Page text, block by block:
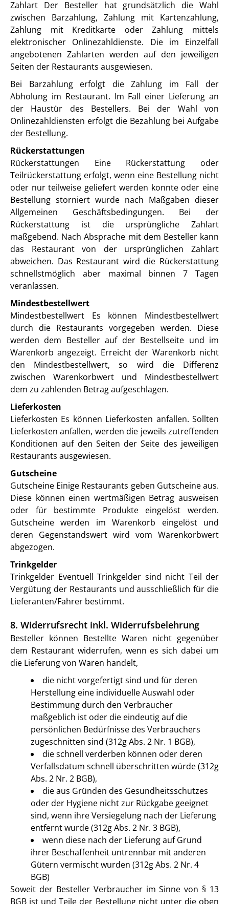
Zahlart Der Besteller hat grundsätzlich die Wahl
zwischen Barzahlung, Zahlung mit Kartenzahlung,
Zahlung mit Kreditkarte oder Zahlung mittels
elektronischer Onlinezahldienste. Die im Einzelfall
angebotenen Zahlarten werden auf den jeweiligen
Seiten der Restaurants ausgewiesen.
Bei Barzahlung erfolgt die Zahlung im Fall der
Abholung im Restaurant. Im Fall einer Lieferung an
der Haustür des Bestellers. Bei der Wahl von
Onlinezahldiensten erfolgt die Bezahlung bei Aufgabe
der Bestellung.
Rückerstattungen
Rückerstattungen Eine Rückerstattung oder
Teilrückerstattung erfolgt, wenn eine Bestellung nicht
oder nur teilweise geliefert werden konnte oder eine
Bestellung storniert wurde nach Maßgaben dieser
Allgemeinen Geschäftsbedingungen. Bei der
Rückerstattung ist die ursprüngliche Zahlart
maßgebend. Nach Absprache mit dem Besteller kann
das Restaurant von der ursprünglichen Zahlart
abweichen. Das Restaurant wird die Rückerstattung
schnellstmöglich aber maximal binnen 7 Tagen
veranlassen.
Mindestbestellwert
Mindestbestellwert Es können Mindestbestellwert
durch die Restaurants vorgegeben werden. Diese
werden dem Besteller auf der Bestellseite und im
Warenkorb angezeigt. Erreicht der Warenkorb nicht
den Mindestbestellwert, so wird die Differenz
zwischen Warenkorbwert und Mindestbestellwert
dem zu zahlenden Betrag aufgeschlagen.
Lieferkosten
Lieferkosten Es können Lieferkosten anfallen. Sollten
Lieferkosten anfallen, werden die jeweils zutreffenden
Konditionen auf den Seiten der Seite des jeweiligen
Restaurants ausgewiesen.
Gutscheine
Gutscheine Einige Restaurants geben Gutscheine aus.
Diese können einen wertmäßigen Betrag ausweisen
oder für bestimmte Produkte eingelöst werden.
Gutscheine werden im Warenkorb eingelöst und
deren Gegenstandswert wird vom Warenkorbwert
abgezogen.
Trinkgelder
Trinkgelder Eventuell Trinkgelder sind nicht Teil der
Vergütung der Restaurants und ausschließlich für die
Lieferanten/Fahrer bestimmt.
8. Widerrufsrecht inkl. Widerrufsbelehrung
Besteller können Bestellte Waren nicht gegenüber
dem Restaurant widerrufen, wenn es sich dabei um
die Lieferung von Waren handelt,
die nicht vorgefertigt sind und für deren
Herstellung eine individuelle Auswahl oder
Bestimmung durch den Verbraucher
maßgeblich ist oder die eindeutig auf die
persönlichen Bedürfnisse des Verbrauchers
zugeschnitten sind (312g Abs. 2 Nr. 1 BGB),
die schnell verderben können oder deren
Verfallsdatum schnell überschritten würde (312g
Abs. 2 Nr. 2 BGB),
die aus Gründen des Gesundheitsschutzes
oder der Hygiene nicht zur Rückgabe geeignet
sind, wenn ihre Versiegelung nach der Lieferung
entfernt wurde (312g Abs. 2 Nr. 3 BGB),
wenn diese nach der Lieferung auf Grund
ihrer Beschaffenheit untrennbar mit anderen
Gütern vermischt wurden (312g Abs. 2 Nr. 4
BGB)
Soweit der Besteller Verbraucher im Sinne von § 13
BGB ist und Teile der Bestellung nicht unter die oben